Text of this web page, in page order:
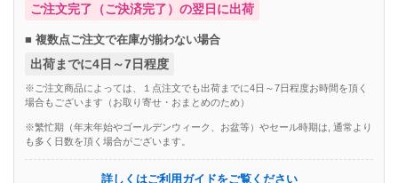
ご注文完了（ご決済完了）の翌日に出荷
■ 複数点ご注文で在庫が揃わない場合
出荷までに4日～7日程度
※ご注文商品によっては、１点注文でも出荷までに4日～7日程度お時間を頂く
場合もございます（お取り寄せ・おまとめのため）
※繁忙期（年末年始やゴールデンウィーク、お盆等）やセール時期は, 通常より
も多く日数を頂く場合がございます。
詳しくはご利用ガイドをご覧ください